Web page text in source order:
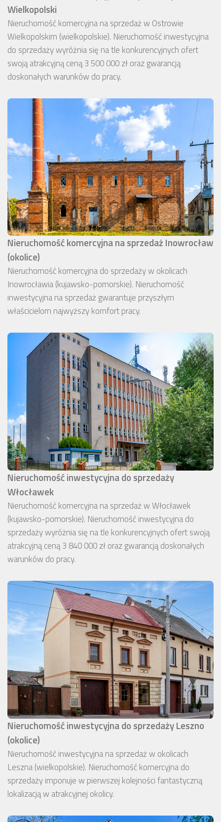
Wielkopolski
Nieruchomość komercyjna na sprzedaż w Ostrowie
Wielkopolskim (wielkopolskie). Nieruchomość inwestycyjna
do sprzedaży wyróżnia się na tle konkurencyjnych ofert
swoją atrakcyjną ceną 3 500 000 zł oraz gwarancją
doskonałych warunków do pracy.
Nieruchomość komercyjna na sprzedaż Inowrocław
(okolice)
Nieruchomość komercyjna do sprzedaży w okolicach
Inowrocławia (kujawsko-pomorskie). Nieruchomość
inwestycyjna na sprzedaż gwarantuje przyszłym
właścicielom najwyższy komfort pracy.
Nieruchomość inwestycyjna do sprzedaży
Włocławek
Nieruchomość komercyjna na sprzedaż w Włocławek
(kujawsko-pomorskie). Nieruchomość inwestycyjna do
sprzedaży wyróżnia się na tle konkurencyjnych ofert swoją
atrakcyjną ceną 3 840 000 zł oraz gwarancją doskonałych
warunków do pracy.
Nieruchomość inwestycyjna do sprzedaży Leszno
(okolice)
Nieruchomość inwestycyjna na sprzedaż w okolicach
Leszna (wielkopolskie). Nieruchomość komercyjna do
sprzedaży imponuje w pierwszej kolejności fantastyczną
lokalizacją w atrakcyjnej okolicy.